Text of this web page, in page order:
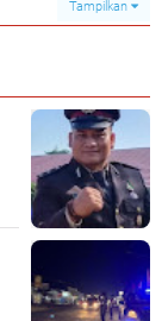
Tampilkan